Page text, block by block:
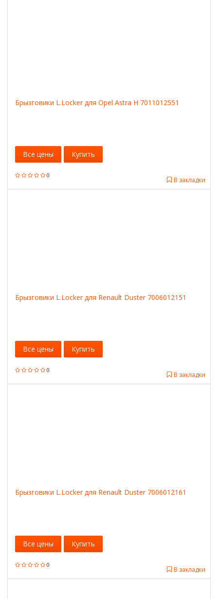
Брызговики L.Locker для Opel Astra H 7011012551
0
В закладки
Все цены Купить
Брызговики L.Locker для Renault Duster 7006012151
0
В закладки
Все цены Купить
Брызговики L.Locker для Renault Duster 7006012161
0
В закладки
Все цены Купить